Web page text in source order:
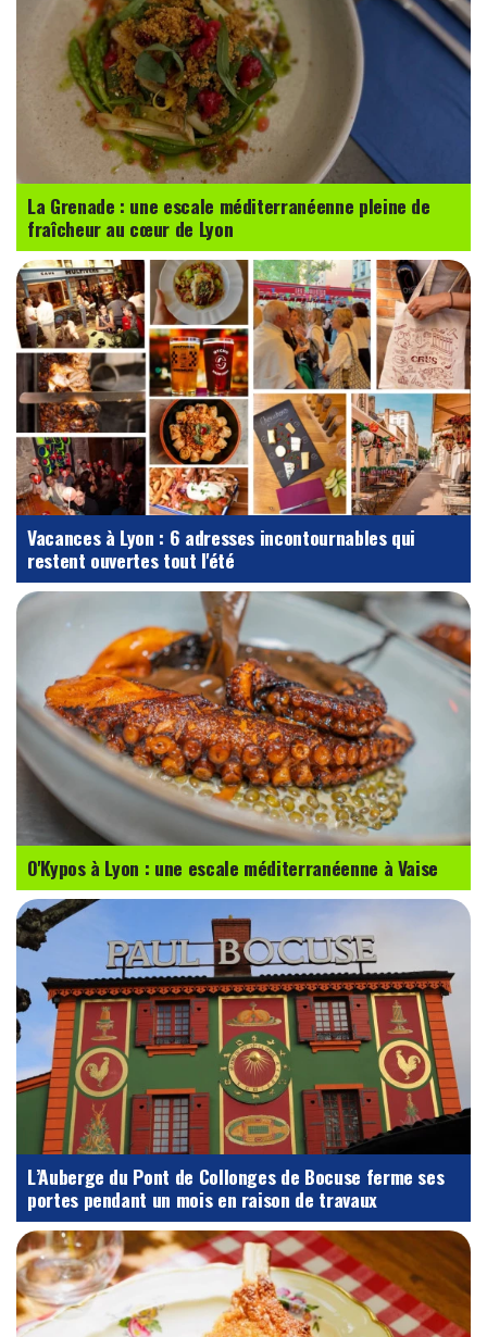
La Grenade : une escale méditerranéenne pleine de
fraîcheur au cœur de Lyon
Vacances à Lyon : 6 adresses incontournables qui
restent ouvertes tout l'été
O'Kypos à Lyon : une escale méditerranéenne à Vaise
L’Auberge du Pont de Collonges de Bocuse ferme ses
portes pendant un mois en raison de travaux